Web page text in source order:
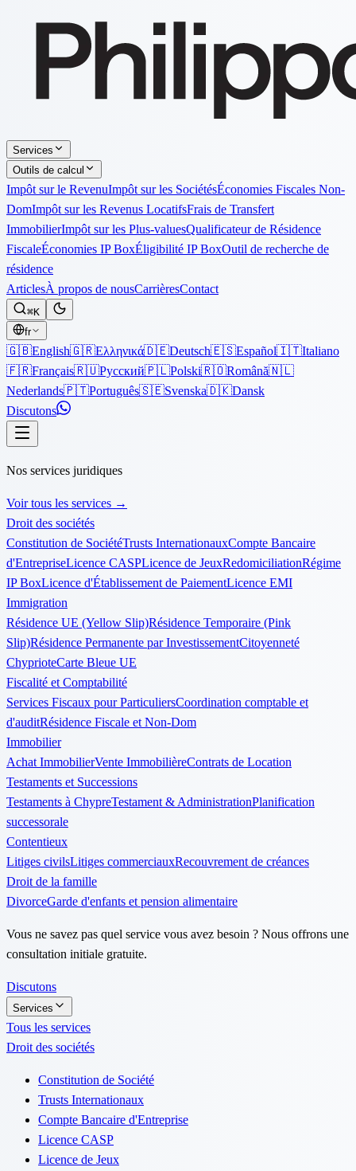
Services
Outils de calcul
Impôt sur le RevenuImpôt sur les SociétésÉconomies Fiscales Non-
DomImpôt sur les Revenus LocatifsFrais de Transfert
ImmobilierImpôt sur les Plus-valuesQualificateur de Résidence
FiscaleÉconomies IP BoxÉligibilité IP BoxOutil de recherche de
résidence
ArticlesÀ propos de nousCarrièresContact
⌘K
fr
🇬🇧English🇬🇷Ελληνικά🇩🇪Deutsch🇪🇸Español🇮🇹Italiano
🇫🇷Français🇷🇺Русский🇵🇱Polski🇷🇴Română🇳🇱
Nederlands🇵🇹Português🇸🇪Svenska🇩🇰Dansk
Discutons
Nos services juridiques
Voir tous les services →
Droit des sociétés
Constitution de SociétéTrusts InternationauxCompte Bancaire
d'EntrepriseLicence CASPLicence de JeuxRedomiciliationRégime
IP BoxLicence d'Établissement de PaiementLicence EMI
Immigration
Résidence UE (Yellow Slip)Résidence Temporaire (Pink
Slip)Résidence Permanente par InvestissementCitoyenneté
ChyprioteCarte Bleue UE
Fiscalité et Comptabilité
Services Fiscaux pour ParticuliersCoordination comptable et
d'auditRésidence Fiscale et Non-Dom
Immobilier
Achat ImmobilierVente ImmobilièreContrats de Location
Testaments et Successions
Testaments à ChypreTestament & AdministrationPlanification
successorale
Contentieux
Litiges civilsLitiges commerciauxRecouvrement de créances
Droit de la famille
DivorceGarde d'enfants et pension alimentaire
Vous ne savez pas quel service vous avez besoin ? Nous offrons une
consultation initiale gratuite.
Discutons
Services
Tous les services
Droit des sociétés
Constitution de Société
Trusts Internationaux
Compte Bancaire d'Entreprise
Licence CASP
Licence de Jeux